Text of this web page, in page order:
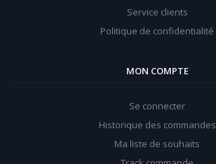
Service clients
Politique de confidentialité
MON COMPTE
Se connecter
Historique des commandes
Ma liste de souhaits